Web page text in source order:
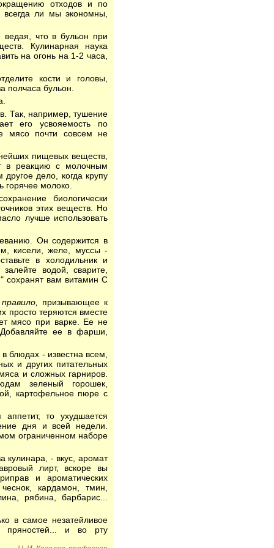
отходов и по
всегда ли мы экономны,
что в бульон при
Кулинарная наука
на огонь на 1-2 часа,
кости и головы,
полчаса бульон.
Так, например, тушение
его усвояемость по
мясо почти совсем не
пищевых веществ,
в реакцию с молочным
дело, когда крупу
горячее молоко.
биологически
этих веществ. Но
лучше использовать
Он содержится в
кисели, желе, муссы -
в холодильник и
водой, сварите,
сохранят вам витамин С
призывающее к
просто теряются вместе
мясо при варке. Ее не
ее в фарши,
блюдах - известна всем,
и других питательных
и сложных гарниров.
зеленый горошек,
картофельное пюре с
аппетит, то ухудшается
дня и всей недели.
ограниченном наборе
кулинара, - вкус, аромат
лирт, вскоре вы
и ароматических
кардамон, тмин,
рябина, барбарис...
в самое незатейливое
пряностей... и во рту